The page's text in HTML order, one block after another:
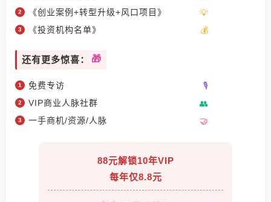
《创业案例+转型升级+风口项目》
《投资机构名单》
还有更多惊喜：
免费专访
VIP商业人脉社群
一手商机/资源/人脉
88元解锁10年VIP
每年仅8.8元